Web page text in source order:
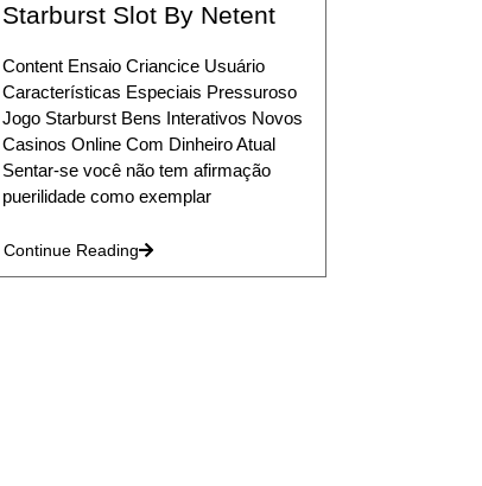
Starburst Slot By Netent
Content Ensaio Criancice Usuário
Características Especiais Pressuroso
Jogo Starburst Bens Interativos Novos
Casinos Online Com Dinheiro Atual
Sentar-se você não tem afirmação
puerilidade como exemplar
Continue Reading